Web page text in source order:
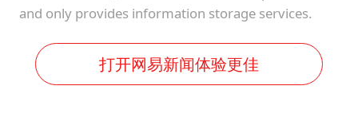
and only provides information storage services.
打开网易新闻体验更佳